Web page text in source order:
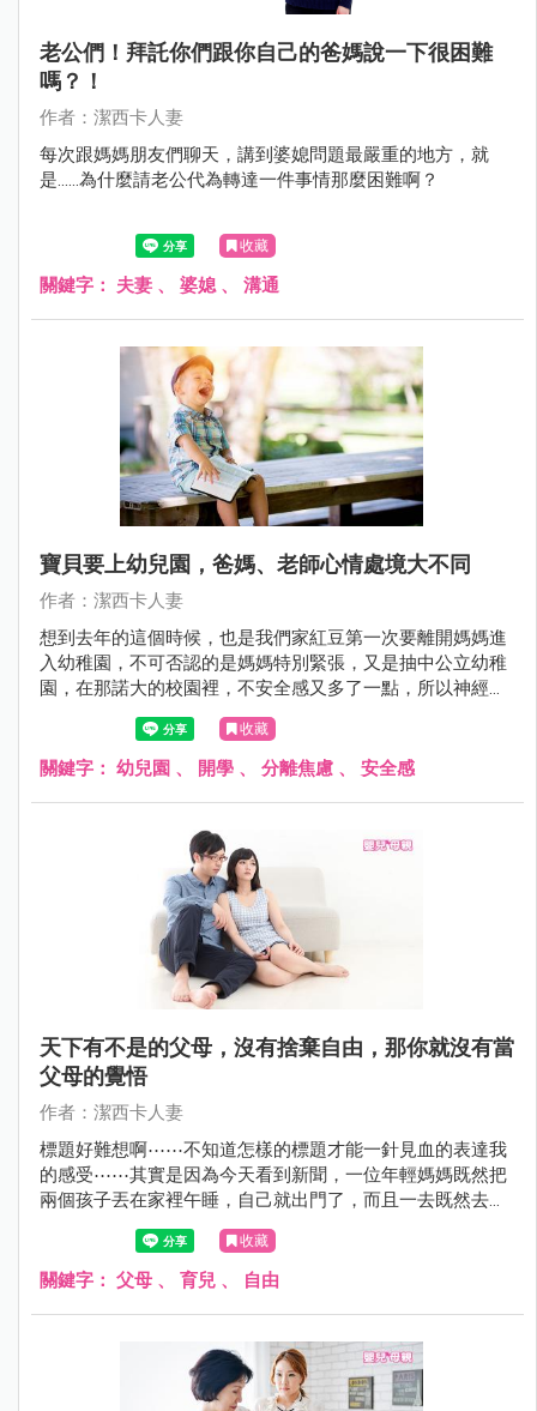
老公們！拜託你們跟你自己的爸媽說一下很困難
嗎？！
作者：潔西卡人妻
每次跟媽媽朋友們聊天，講到婆媳問題最嚴重的地方，就
是......為什麼請老公代為轉達一件事情那麼困難啊？
收藏
關鍵字： 夫妻 、 婆媳 、 溝通
寶貝要上幼兒園，爸媽、老師心情處境大不同
作者：潔西卡人妻
想到去年的這個時候，也是我們家紅豆第一次要離開媽媽進
入幼稚園，不可否認的是媽媽特別緊張，又是抽中公立幼稚
園，在那諾大的校園裡，不安全感又多了一點，所以神經質
媽媽在下我甚至還去辦了兒童手錶的電話，具有接聽定位跟
監聽的功能。
收藏
關鍵字： 幼兒園 、 開學 、 分離焦慮 、 安全感
天下有不是的父母，沒有捨棄自由，那你就沒有當
父母的覺悟
作者：潔西卡人妻
標題好難想啊⋯⋯不知道怎樣的標題才能一針見血的表達我
的感受⋯⋯其實是因為今天看到新聞，一位年輕媽媽既然把
兩個孩子丟在家裡午睡，自己就出門了，而且一去既然去四
個鐘頭因而發生憾事....我簡直覺得太不可思議了...
收藏
關鍵字： 父母 、 育兒 、 自由